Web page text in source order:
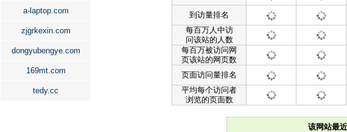
a-laptop.com
zjgrkexin.com
dongyubengye.com
169mt.com
tedy.cc
到访量排名
每百万人中访
问该站的人数
每百万被访问网
页该站的网页数
页面访问量排名
平均每个访问者
浏览的页面数
该网站最